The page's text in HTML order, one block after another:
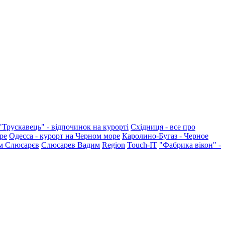
- відпочинок на курорті Східниця - все про
Одесса - курорт на Черном море Каролино-Бугаз - Черное
Слюсарєв Слюсарев Вадим Region Touch-IT "Фабрика вікон" -